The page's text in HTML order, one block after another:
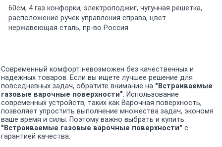
60см, 4 газ конфорки, электроподжиг, чугунная решетка,
расположение ручек управления справа, цвет
нержавеющая сталь, пр-во Россия
Современный комфорт невозможен без качественных и
надежных товаров. Если вы ищете лучшее решение для
повседневных задач, обратите внимание на "Встраиваемые
газовые варочные поверхности". Использование
современных устройств, таких как Варочная поверхность,
позволяет упростить выполнение множества задач, экономя
ваше время и силы. Поэтому важно выбрать и купить
"Встраиваемые газовые варочные поверхности" с
гарантией качества.